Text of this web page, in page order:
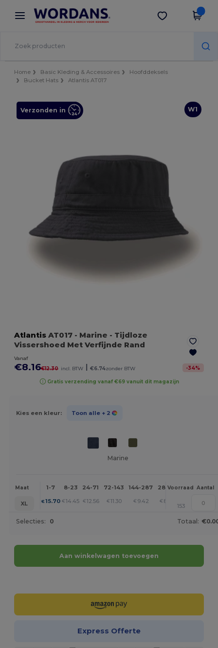
× Wordans-app
Betere prijzen in de app!
Download app
Home Basic Kleding & Accessoires
Hoofddeksels
Bucket Hats
Atlantis AT017
W1
Verzonden in
Atlantis AT017 - Marine - Tijdloze
Vissershoed Met Verfijnde Rand
Vanaf
€8.16€12.30 incl. BTW | €6.74zonder BTW -34%
Gratis verzending vanaf €69 vanuit dit magazijn
Kies een kleur: Toon alle + 2
Marine
Maat 1-7 8-23 24-71 72-143 144-287 288 + Meer
Voorraad Aantal
XL €15.70 € 14.45 €12.56 €11.30 € 9.42 € 8.16 +
153
Selecties: 0 Totaal:
Aan winkelwagen toevoegen
Express Offerte